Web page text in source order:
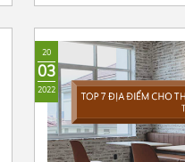
nhắc đến chi phí thuê
“bí kíp vàng” mà
giúp các bạn giảm chi
lo cho các doanh nghiệp.
20
03
2022